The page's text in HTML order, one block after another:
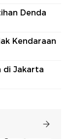
Denda
Kendaraan
di Jakarta